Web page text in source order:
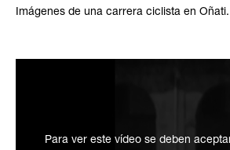
Imágenes de una carrera ciclista en Oñati.
Para ver este vídeo se deben